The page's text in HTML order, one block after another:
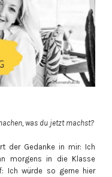
was du jetzt machst?
der Gedanke in mir: Ich
morgens in die Klasse
Ich würde so gerne hier